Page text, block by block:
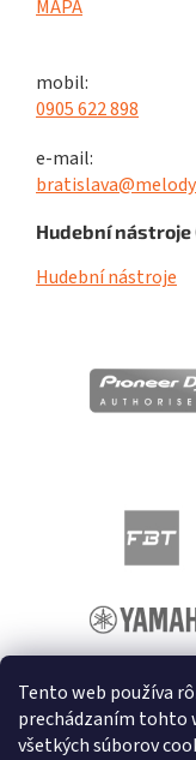
Tento web používa
prechádzaním tohto
všetkých súborov
MAPA
mobil:
0905 622 898
e-mail:
Hudební nástroje
Hudební nástroje